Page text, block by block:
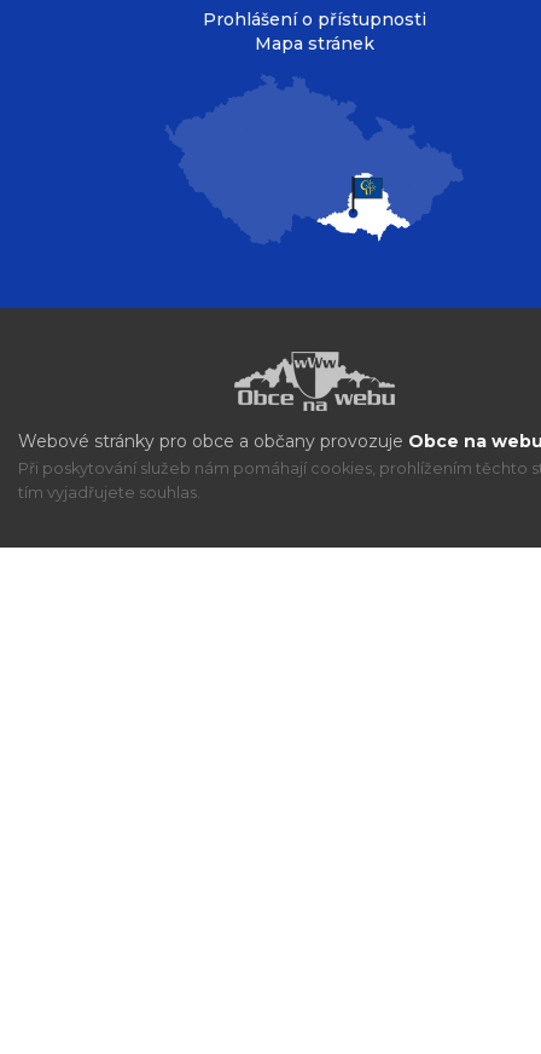
Prohlášení o přístupnosti
Mapa stránek
Webové stránky pro obce a občany provozuje Obce na
Při poskytování služeb nám pomáhají cookies, prohlížením těchto
tím vyjadřujete souhlas.